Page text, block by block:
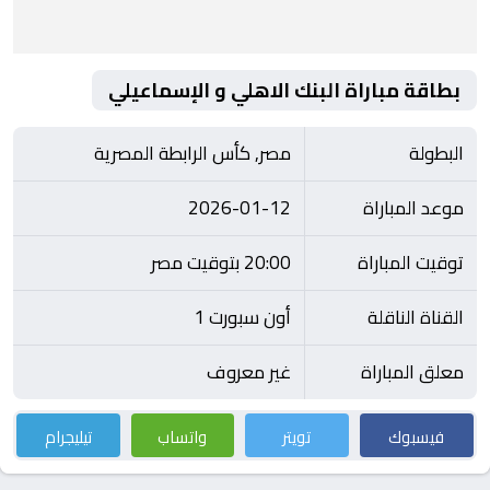
بطاقة مباراة البنك الاهلي و الإسماعيلي
البطولة
مصر, كأس الرابطة المصرية
موعد المباراة
2026-01-12
توقيت المباراة
20:00 بتوقيت مصر
القناة الناقلة
أون سبورت 1
معلق المباراة
غير معروف
فيسبوك تويتر واتساب تيليجرام